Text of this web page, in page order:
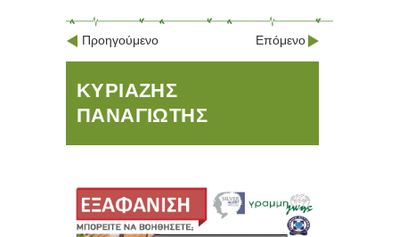
Προηγούμενο Επόμενο
ΚΥΡΙΑΖΗΣ
ΠΑΝΑΓΙΩΤΗΣ